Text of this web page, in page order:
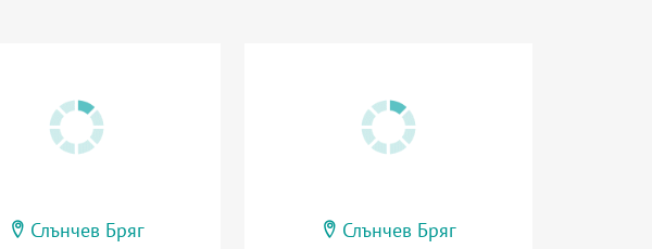
Слънчев Бряг Слънчев Бряг